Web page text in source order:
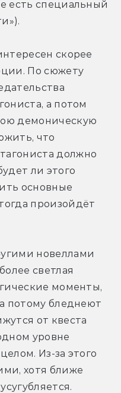
есть специальный
скорее
По сюжету
а потом
демоническую
что
должно
ли этого
основные
произойдёт
новеллами
светлая
моменты,
потому бледнеют
от квеста
уровне
Из-за этого
хотя ближе